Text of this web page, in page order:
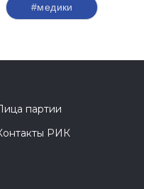
#медики
партии
РИК